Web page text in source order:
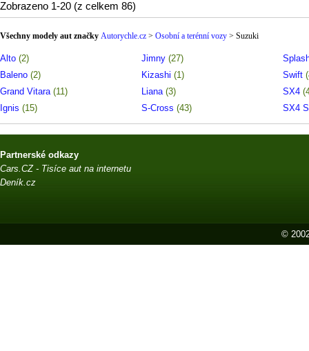
Zobrazeno 1-20 (z celkem 86)
Všechny modely aut značky Autorychle.cz > Osobní a terénní vozy > Suzuki
Alto (2)
Baleno (2)
Grand Vitara (11)
Ignis (15)
Jimny (27)
Kizashi (1)
Liana (3)
S-Cross (43)
Swift
SX4
SX4
Partnerské odkazy
Cars.CZ - Tisíce aut na internetu
Deník.cz
©